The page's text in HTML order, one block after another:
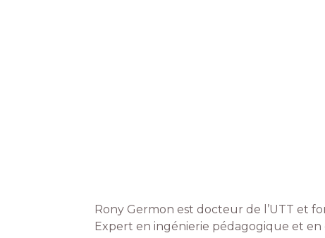
Rony Germon est docteur de l’UTT et
Expert en ingénierie pédagogique et en